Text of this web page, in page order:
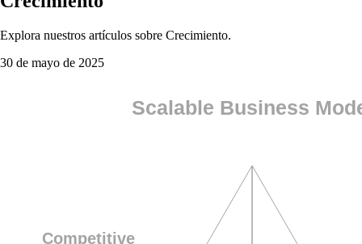
Explora nuestros artículos sobre Crecimiento.
30 de mayo de 2025